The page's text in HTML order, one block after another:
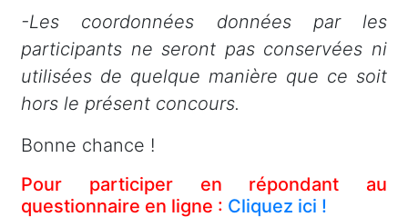
-Les coordonnées données par les
participants ne seront pas conservées ni
utilisées de quelque manière que ce soit
hors le présent concours.
Bonne chance !
Pour participer en répondant au
questionnaire en ligne : Cliquez ici !